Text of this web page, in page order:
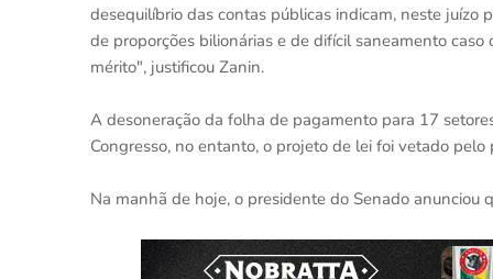
desequilíbrio das contas públicas indicam, neste juízo
de proporções bilionárias e de difícil saneamento
mérito", justificou Zanin.
A desoneração da folha de pagamento para 17
Congresso, no entanto, o projeto de lei foi vetado
Na manhã de hoje, o presidente do Senado anunciou